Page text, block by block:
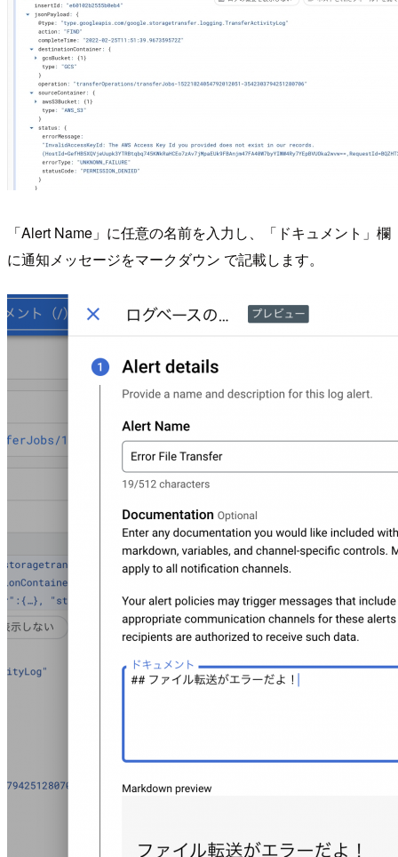
「Alert Name」に任意の名前を入力し、「ドキュメント」欄
に通知メッセージをマークダウン で記載します。